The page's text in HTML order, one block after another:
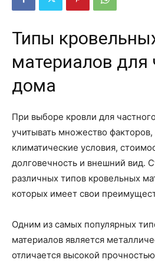
Типы
материалов для
дома
При выборе кровли для
учитывать множество факторов,
климатические условия,
долговечность и внешний вид.
различных типов кровельных
которых имеет свои
Одним из самых популярных
материалов является
отличается высокой